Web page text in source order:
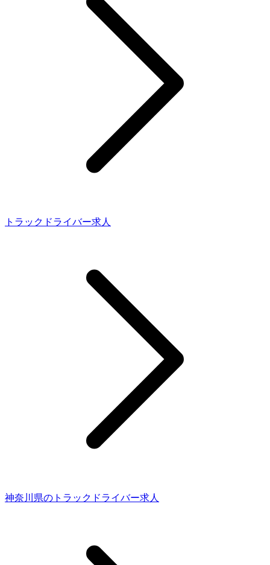
トラックドライバー求人
神奈川県のトラックドライバー求人